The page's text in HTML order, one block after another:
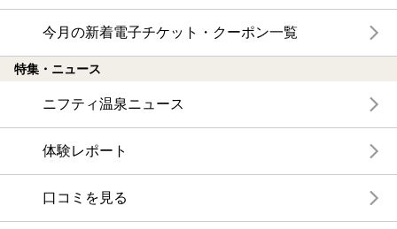
今月の新着電子チケット・クーポン一覧
特集・ニュース
ニフティ温泉ニュース
体験レポート
口コミを見る